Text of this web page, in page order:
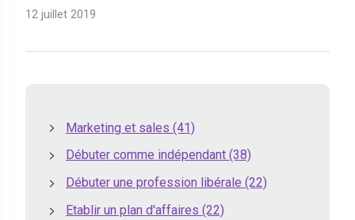
12 juillet 2019
Marketing et sales (41)
Débuter comme indépendant (38)
Débuter une profession libérale (22)
Etablir un plan d'affaires (22)